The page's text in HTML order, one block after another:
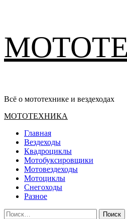
содержимому
Всё о мототехнике и вездеходах
Основное
МОТОТЕХНИКА
Главная
Вездеходы
Квадроциклы
Мотобуксировщики
Мотовездеходы
Мотоциклы
Снегоходы
Разное
Найти: